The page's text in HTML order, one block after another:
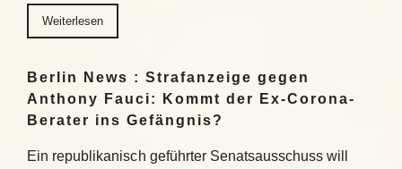
Weiterlesen
Berlin News : Strafanzeige gegen
Anthony Fauci: Kommt der Ex-Corona-
Berater ins Gefängnis?
Ein republikanisch geführter Senatsausschuss will